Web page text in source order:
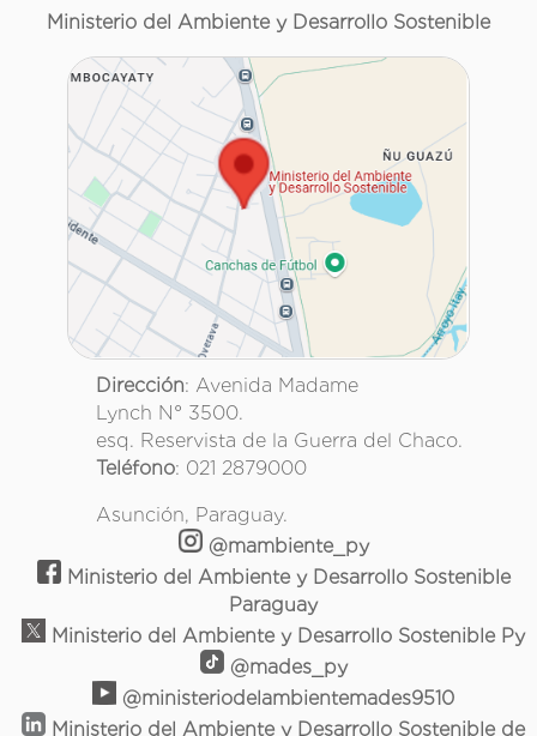
Ministerio del Ambiente y Desarrollo Sostenible
Dirección: Avenida Madame
Lynch N° 3500.
esq. Reservista de la Guerra del Chaco.
Teléfono: 021 2879000
Asunción, Paraguay.
@mambiente_py
Ministerio del Ambiente y Desarrollo Sostenible
Paraguay
Ministerio del Ambiente y Desarrollo Sostenible Py
@mades_py
@ministeriodelambientemades9510
Ministerio del Ambiente y Desarrollo Sostenible de